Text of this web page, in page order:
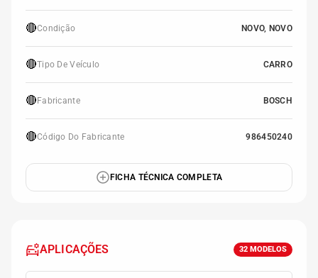
🔴Condição NOVO, NOVO
🔴Tipo De Veículo CARRO
🔴 Fabricante BOSCH
🔴Código Do Fabricante 986450240
FICHA TÉCNICA COMPLETA
APLICAÇÕES 32 MODELOS